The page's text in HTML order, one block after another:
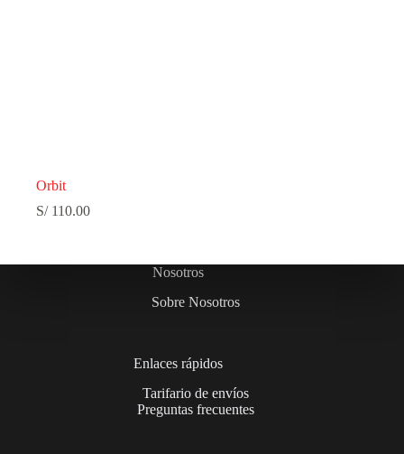
Orbit
S/110.00
Nosotros
Sobre Nosotros
Enlaces rápidos
Tarifario de envíos
Preguntas frecuentes